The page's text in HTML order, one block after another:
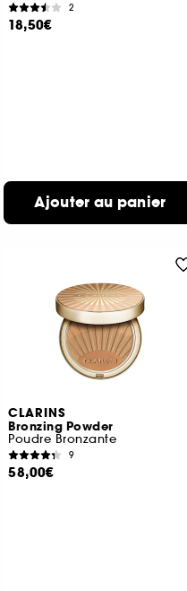
2
18,50€
Ajouter au panier
CLARINS
Bronzing Powder
Poudre Bronzante
9
58,00€